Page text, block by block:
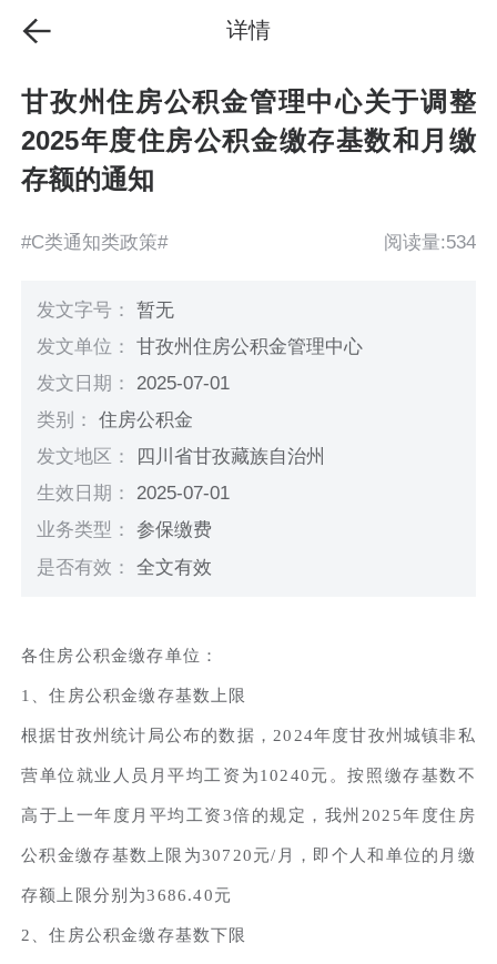
详情
甘孜州住房公积金管理中心关于调整
2025年度住房公积金缴存基数和月缴
存额的通知
#C类通知类政策# 阅读量:534
发文字号：暂无
发文单位：甘孜州住房公积金管理中心
发文日期： 2025-07-01
类别：住房公积金
发文地区：
四川省甘孜藏族自治州
生效日期： 2025-07-01
业务类型：参保缴费
是否有效：全文有效
各住房公积金缴存单位：
1、住房公积金缴存基数上限
根据甘孜州统计局公布的数据，2024年度甘孜州城镇非私
营单位就业人员月平均工资为10240元。按照缴存基数不
高于上一年度月平均工资3倍的规定，我州2025年度住房
公积金缴存基数上限为30720元/月，即个人和单位的月缴
存额上限分别为3686.40元
2、住房公积金缴存基数下限